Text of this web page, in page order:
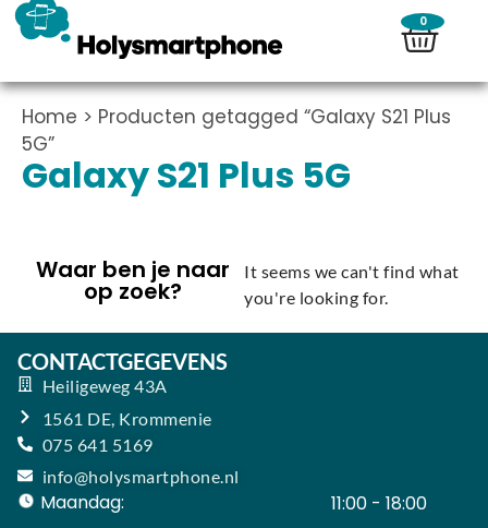
0
Home > Producten getagged “Galaxy S21 Plus
5G”
Galaxy S21 Plus 5G
Waar ben je naar
op zoek?
It seems we can't find what
you're looking for.
CONTACTGEGEVENS
Heiligeweg 43A
1561 DE, Krommenie
075 641 5169
info@holysmartphone.nl
Maandag:
11:00 - 18:00